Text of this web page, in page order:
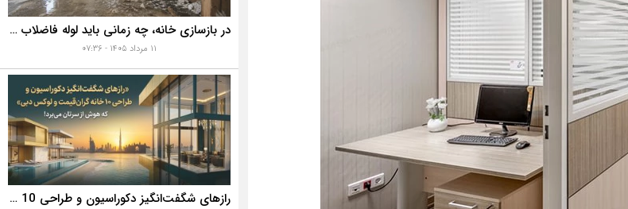
در بازسازی خانه، چه زمانی باید لوله فاضلاب را تعویض کنیم؟ ۷ نشانه‌ای که نباید نادیده بگیرید
۱۱ مرداد ۱۴۰۵ - ۰۷:۳۶
رازهای شگفت‌انگیز دکوراسیون و طراحی 10 خانه گران‌قیمت و لوکس دبی که هوش از سرتان می‌برد!